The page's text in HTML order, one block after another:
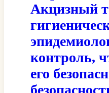
Акцизный
контроль,
его